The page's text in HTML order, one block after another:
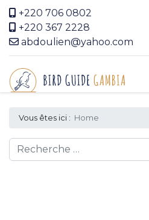
+220 706 0802
+220 367 2228
abdoulien@yahoo.com
Vous êtes ici : Home
Search